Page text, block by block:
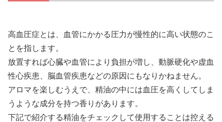
高血圧症とは、血管にかかる圧力が慢性的に高い状態のこ
とを指します。
放置すれば心臓や血管により負担が増し、動脈硬化や虚血
性心疾患、脳血管疾患などの原因にもなりかねません。
アロマを楽しむうえで、精油の中には血圧を高くしてしま
うような成分を持つ香りがあります。
下記で紹介する精油をチェックして使用することは控える